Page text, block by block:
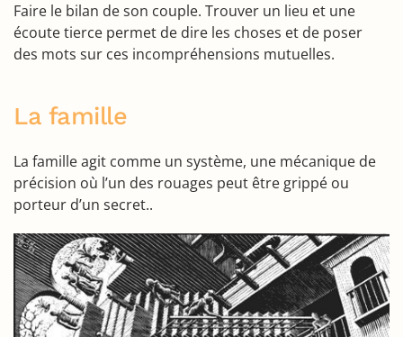
Faire le bilan de son couple. Trouver un lieu et une
écoute tierce permet de dire les choses et de poser
des mots sur ces incompréhensions mutuelles.
La famille
La famille agit comme un système, une mécanique de
précision où l’un des rouages peut être grippé ou
porteur d’un secret..